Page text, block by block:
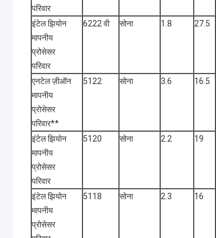
परिवार
इंटेल झियोन
मापनीय
प्रोसेसर
परिवार
6222 वी सोना 1.8 27.5
एनटेल ज़ीऑन
मापनीय
प्रोसेसर
परिवार**
5122 सोना 3.6 16.5
इंटेल झियोन
मापनीय
प्रोसेसर
परिवार
5120 सोना 2.2 19
इंटेल झियोन
मापनीय
प्रोसेसर
5118 सोना 2.3 16